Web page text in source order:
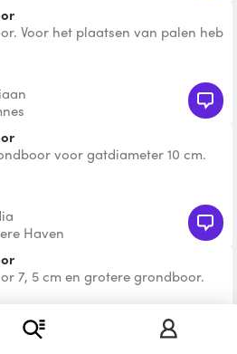
Voor het plaatsen van palen heb
met in d
voor gatdiameter 10 cm.
Haven
7, 5 cm en grotere grondboor.